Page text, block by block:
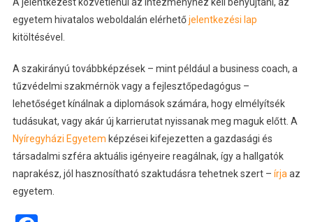
egyetem hivatalos weboldalán elérhetőjelentkezési lap
kitöltésével.
A szakirányú továbbképzések – mint például a business coach, a
tűzvédelmi szakmérnök vagy a fejlesztőpedagógus –
lehetőséget kínálnak a diplomások számára, hogy elmélyítsék
tudásukat, vagy akár új karrierutat nyissanak meg maguk előtt. A
Nyíregyházi Egyetem képzései kifejezetten a gazdasági és
társadalmi szféra aktuális igényeire reagálnak, így a hallgatók
naprakész, jól hasznosítható szaktudásra tehetnek szert – írja az
egyetem.